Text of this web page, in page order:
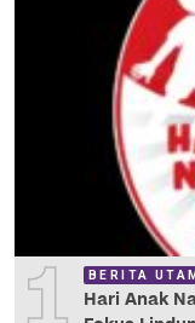
BERITA
Hari Anak